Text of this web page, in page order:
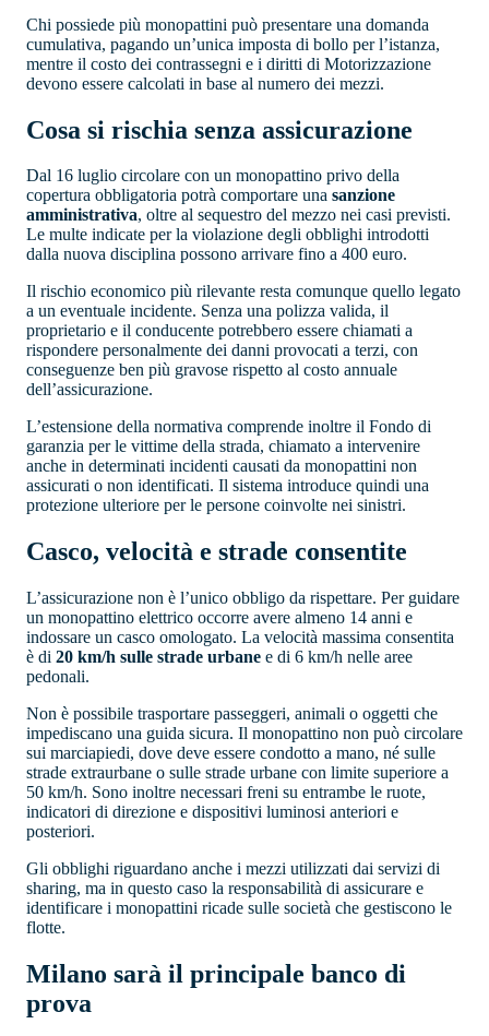
Chi possiede più monopattini può presentare una domanda
cumulativa, pagando un’unica imposta di bollo per l’istanza,
mentre il costo dei contrassegni e i diritti di Motorizzazione
devono essere calcolati in base al numero dei mezzi.
Cosa si rischia senza assicurazione
Dal 16 luglio circolare con un monopattino privo della
copertura obbligatoria potrà comportare una sanzione
amministrativa, oltre al sequestro del mezzo nei casi previsti.
Le multe indicate per la violazione degli obblighi introdotti
dalla nuova disciplina possono arrivare fino a 400 euro.
Il rischio economico più rilevante resta comunque quello legato
a un eventuale incidente. Senza una polizza valida, il
proprietario e il conducente potrebbero essere chiamati a
rispondere personalmente dei danni provocati a terzi, con
conseguenze ben più gravose rispetto al costo annuale
dell’assicurazione.
L’estensione della normativa comprende inoltre il Fondo di
garanzia per le vittime della strada, chiamato a intervenire
anche in determinati incidenti causati da monopattini non
assicurati o non identificati. Il sistema introduce quindi una
protezione ulteriore per le persone coinvolte nei sinistri.
Casco, velocità e strade consentite
L’assicurazione non è l’unico obbligo da rispettare. Per guidare
un monopattino elettrico occorre avere almeno 14 anni e
indossare un casco omologato. La velocità massima consentita
è di 20 km/h sulle strade urbane e di 6 km/h nelle aree
pedonali.
Non è possibile trasportare passeggeri, animali o oggetti che
impediscano una guida sicura. Il monopattino non può circolare
sui marciapiedi, dove deve essere condotto a mano, né sulle
strade extraurbane o sulle strade urbane con limite superiore a
50 km/h. Sono inoltre necessari freni su entrambe le ruote,
indicatori di direzione e dispositivi luminosi anteriori e
posteriori.
Gli obblighi riguardano anche i mezzi utilizzati dai servizi di
sharing, ma in questo caso la responsabilità di assicurare e
identificare i monopattini ricade sulle società che gestiscono le
flotte.
Milano sarà il principale banco di
prova